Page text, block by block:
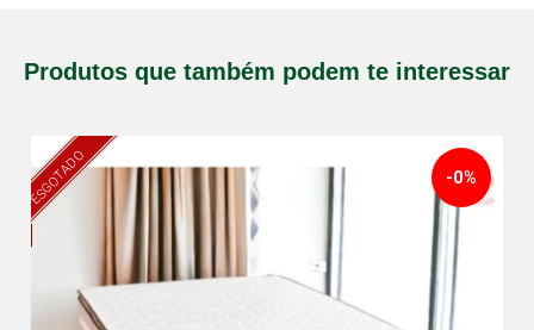
Produtos que também podem te interessar
ESGOTADO -0%